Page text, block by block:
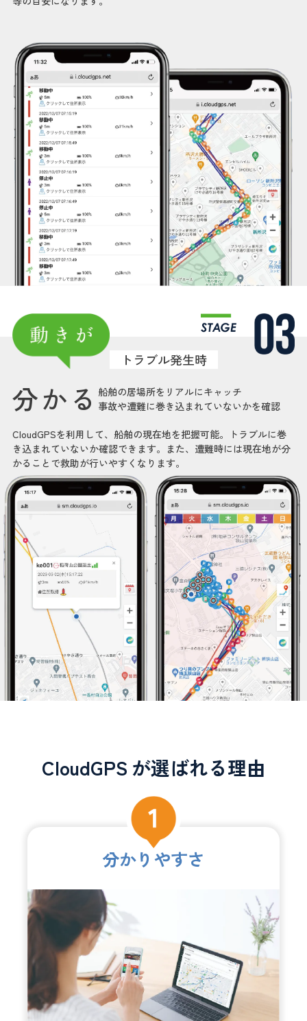
トラブル発生時
分かる 船舶の居場所をリアルにキャッチ
事故や遭難に巻き込まれていないかを確認
CloudGPSを利用して、船舶の現在地を把握可能。トラブルに巻
き込まれていないか確認できます。また、遭難時には現在地が分
かることで救助が行いやすくなります。
CloudGPS が選ばれる理由
分かりやすさ